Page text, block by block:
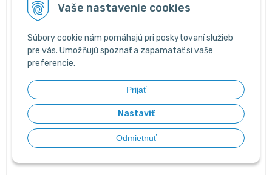
Vaše nastavenie cookies
Súbory cookie nám pomáhajú pri poskytovaní služieb
pre vás. Umožňujú spoznať a zapamätať si vaše
preferencie.
Prijať
Nastaviť
Odmietnuť
Cobbys Pet Aiko Creamy Salmon 100g
Balenie 100 g.
2,10 €
Skladom 2 ks